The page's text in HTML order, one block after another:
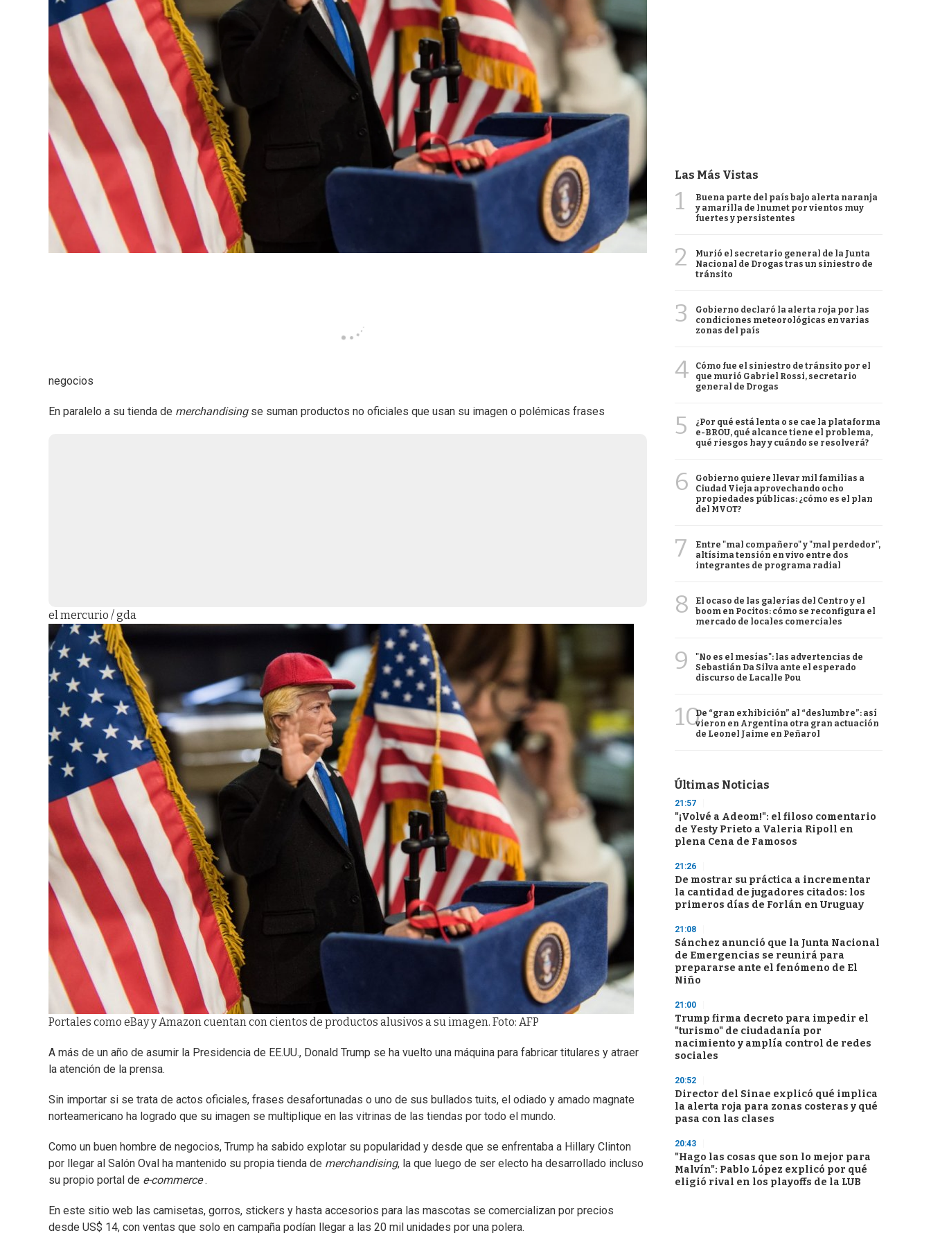
negocios
En paralelo a su tienda de merchandisingse suman productos no oficiales que usan su imagen o polémicas frases
el mercurio / gda
Portales como eBay y Amazon cuentan con cientos de productos alusivos a su imagen. Foto: AFP
A más de un año de asumir la Presidencia de EE.UU., Donald Trump se ha vuelto una máquina para fabricar titulares y atraer
la atención de la prensa.
Sin importar si se trata de actos oficiales, frases desafortunadas o uno de sus bullados tuits, el odiado y amado magnate
norteamericano ha logrado que su imagen se multiplique en las vitrinas de las tiendas por todo el mundo.
Como un buen hombre de negocios, Trump ha sabido explotar su popularidad y desde que se enfrentaba a Hillary Clinton
por llegar al Salón Oval ha mantenido su propia tienda de merchandising, la que luego de ser electo ha desarrollado incluso
su propio portal de e-commerce.
En este sitio web las camisetas, gorros, stickers y hasta accesorios para las mascotas se comercializan por precios
desde US$ 14, con ventas que solo en campaña podían llegar a las 20 mil unidades por una polera.
Las Más Vistas
1
Buena parte del país bajo alerta naranja
y amarilla de Inumet por vientos muy
fuertes y persistentes
2
Murió el secretario general de la Junta
Nacional de Drogas tras un siniestro de
tránsito
3
Gobierno declaró la alerta roja por las
condiciones meteorológicas en varias
zonas del país
4
Cómo fue el siniestro de tránsito por el
que murió Gabriel Rossi, secretario
general de Drogas
5
¿Por qué está lenta o se cae la plataforma
e-BROU, qué alcance tiene el problema,
qué riesgos hay y cuándo se resolverá?
6
Gobierno quiere llevar mil familias a
Ciudad Vieja aprovechando ocho
propiedades públicas: ¿cómo es el plan
del MVOT?
7
Entre "mal compañero" y "mal perdedor",
altísima tensión en vivo entre dos
integrantes de programa radial
8
El ocaso de las galerías del Centro y el
boom en Pocitos: cómo se reconfigura el
mercado de locales comerciales
9
"No es el mesías": las advertencias de
Sebastián Da Silva ante el esperado
discurso de Lacalle Pou
10De “gran exhibición” al “deslumbre”: así
vieron en Argentina otra gran actuación
de Leonel Jaime en Peñarol
Últimas Noticias
21:57
"¡Volvé a Adeom!": el filoso comentario
de Yesty Prieto a Valeria Ripoll en
plena Cena de Famosos
21:26
De mostrar su práctica a incrementar
la cantidad de jugadores citados: los
primeros días de Forlán en Uruguay
21:08
Sánchez anunció que la Junta Nacional
de Emergencias se reunirá para
prepararse ante el fenómeno de El
Niño
21:00
Trump firma decreto para impedir el
"turismo" de ciudadanía por
nacimiento y amplía control de redes
sociales
20:52
Director del Sinae explicó qué implica
la alerta roja para zonas costeras y qué
pasa con las clases
20:43
"Hago las cosas que son lo mejor para
Malvín": Pablo López explicó por qué
eligió rival en los playoffs de la LUB